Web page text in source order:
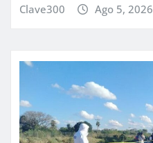
Clave300 Ago 5, 2026